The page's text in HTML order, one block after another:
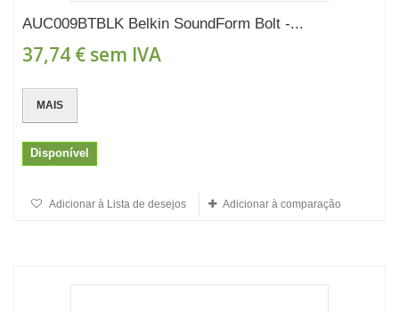
AUC009BTBLK Belkin SoundForm Bolt -...
37,74 € sem IVA
MAIS
Disponível
Adicionar à Lista de desejos Adicionar à comparação